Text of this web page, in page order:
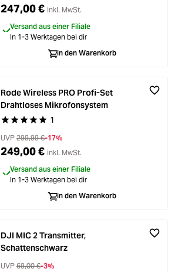
247,00 € inkl. MwSt.
Versand aus einer Filiale
In 1-3 Werktagen bei dir
In den Warenkorb
Durchschnittliche Bewertung von 5 von 5
1
Rode Wireless PRO Profi-Set
Drahtloses Mikrofonsystem
UVP 299,99 €-17%
249,00 € inkl. MwSt.
Versand aus einer Filiale
In 1-3 Werktagen bei dir
In den Warenkorb
DJI MIC 2 Transmitter,
Schattenschwarz
UVP 69,00 €-3%